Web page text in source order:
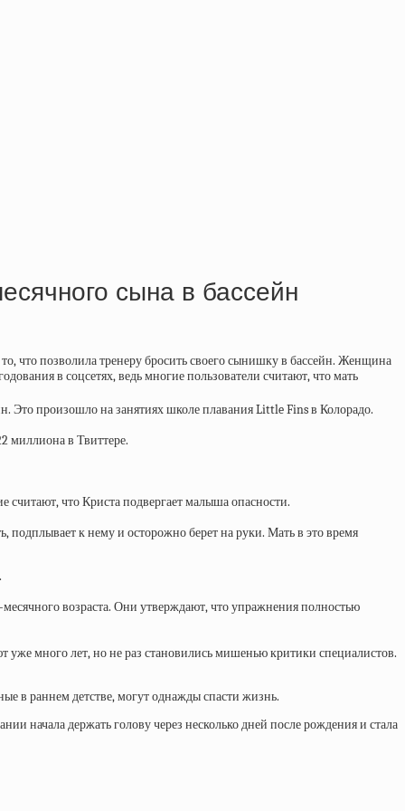
сына в бассейн
что позволила тренеру бросить своего сынишку в бассейн. Женщина
в соцсетях, ведь многие пользователи считают, что мать
Это произошло на занятиях школе плавания Little Fins в Колорадо.
миллиона в Твиттере.
считают, что Криста подвергает малыша опасности.
подплывает к нему и осторожно берет на руки. Мать в это время
возраста. Они утверждают, что упражнения полностью
уже много лет, но не раз становились мишенью критики специалистов.
в раннем детстве, могут однажды спасти жизнь.
начала держать голову через несколько дней после рождения и стала